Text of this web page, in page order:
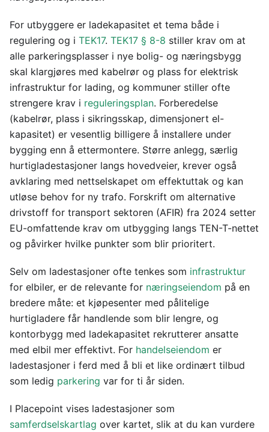
For utbyggere er ladekapasitet et tema både i
regulering og i TEK17. TEK17 § 8-8 stiller krav om at
alle parkeringsplasser i nye bolig- og næringsbygg
skal klargjøres med kabelrør og plass for elektrisk
infrastruktur for lading, og kommuner stiller ofte
strengere krav i reguleringsplan. Forberedelse
(kabelrør, plass i sikringsskap, dimensjonert el-
kapasitet) er vesentlig billigere å installere under
bygging enn å ettermontere. Større anlegg, særlig
hurtigladestasjoner langs hovedveier, krever også
avklaring med nettselskapet om effektuttak og kan
utløse behov for ny trafo. Forskrift om alternative
drivstoff for transport sektoren (AFIR) fra 2024 setter
EU-omfattende krav om utbygging langs TEN-T-nettet
og påvirker hvilke punkter som blir prioritert.
Selv om ladestasjoner ofte tenkes som infrastruktur
for elbiler, er de relevante for næringseiendom på en
bredere måte: et kjøpesenter med pålitelige
hurtigladere får handlende som blir lengre, og
kontorbygg med ladekapasitet rekrutterer ansatte
med elbil mer effektivt. For handelseiendom er
ladestasjoner i ferd med å bli et like ordinært tilbud
som ledig parkering var for ti år siden.
I Placepoint vises ladestasjoner som
samferdselskartlag over kartet, slik at du kan vurdere